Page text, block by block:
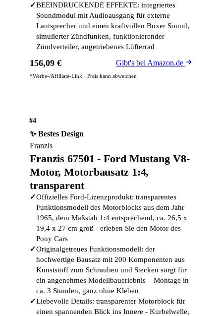
✓BEEINDRUCKENDE EFFEKTE: integriertes
Soundmodul mit Audioausgang für externe
Lautsprecher und einen kraftvollen Boxer Sound,
simulierter Zündfunken, funktionierender
Zündverteiler, angetriebenes Lüfterrad
156,09 € Gibt's bei Amazon.de
*Werbe-/Affiliate-Link · Preis kann abweichen
#4
✨ Bestes Design
Franzis
Franzis 67501 - Ford Mustang V8-
Motor, Motorbausatz 1:4,
transparent
✓Offizielles Ford-Lizenzprodukt: transparentes
Funktionsmodell des Motorblocks aus dem Jahr
1965, dem Maßstab 1:4 entsprechend, ca. 26,5 x
19,4 x 27 cm groß - erleben Sie den Motor des
Pony Cars
✓Originalgetreues Funktionsmodell: der
hochwertige Bausatz mit 200 Komponenten aus
Kunststoff zum Schrauben und Stecken sorgt für
ein angenehmes Modellbauerlebnis – Montage in
ca. 3 Stunden, ganz ohne Kleben
✓Liebevolle Details: transparenter Motorblock für
einen spannenden Blick ins Innere - Kurbelwelle,